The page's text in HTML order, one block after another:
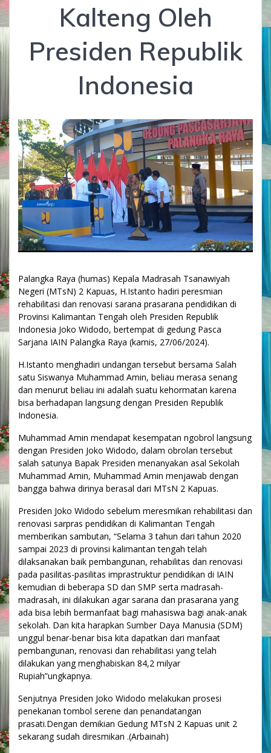
Kalteng Oleh
Presiden Republik
Indonesia
Palangka Raya (humas) Kepala Madrasah Tsanawiyah
Negeri (MTsN) 2 Kapuas, H.Istanto hadiri peresmian
rehabilitasi dan renovasi sarana prasarana pendidikan di
Provinsi Kalimantan Tengah oleh Presiden Republik
Indonesia Joko Widodo, bertempat di gedung Pasca
Sarjana IAIN Palangka Raya (kamis, 27/06/2024).
H.Istanto menghadiri undangan tersebut bersama Salah
satu Siswanya Muhammad Amin, beliau merasa senang
dan menurut beliau ini adalah suatu kehormatan karena
bisa berhadapan langsung dengan Presiden Republik
Indonesia.
Muhammad Amin mendapat kesempatan ngobrol langsung
dengan Presiden Joko Widodo, dalam obrolan tersebut
salah satunya Bapak Presiden menanyakan asal Sekolah
Muhammad Amin, Muhammad Amin menjawab dengan
bangga bahwa dirinya berasal dari MTsN 2 Kapuas.
Presiden Joko Widodo sebelum meresmikan rehabilitasi dan
renovasi sarpras pendidikan di Kalimantan Tengah
memberikan sambutan, “Selama 3 tahun dari tahun 2020
sampai 2023 di provinsi kalimantan tengah telah
dilaksanakan baik pembangunan, rehabilitas dan renovasi
pada pasilitas-pasilitas imprastruktur pendidikan di IAIN
kemudian di beberapa SD dan SMP serta madrasah-
madrasah, ini dilakukan agar sarana dan prasarana yang
ada bisa lebih bermanfaat bagi mahasiswa bagi anak-anak
sekolah. Dan kita harapkan Sumber Daya Manusia (SDM)
unggul benar-benar bisa kita dapatkan dari manfaat
pembangunan, renovasi dan rehabilitasi yang telah
dilakukan yang menghabiskan 84,2 milyar
Rupiah”ungkapnya.
Senjutnya Presiden Joko Widodo melakukan prosesi
penekanan tombol serene dan penandatangan
prasati.Dengan demikian Gedung MTsN 2 Kapuas unit 2
sekarang sudah diresmikan .(Arbainah)